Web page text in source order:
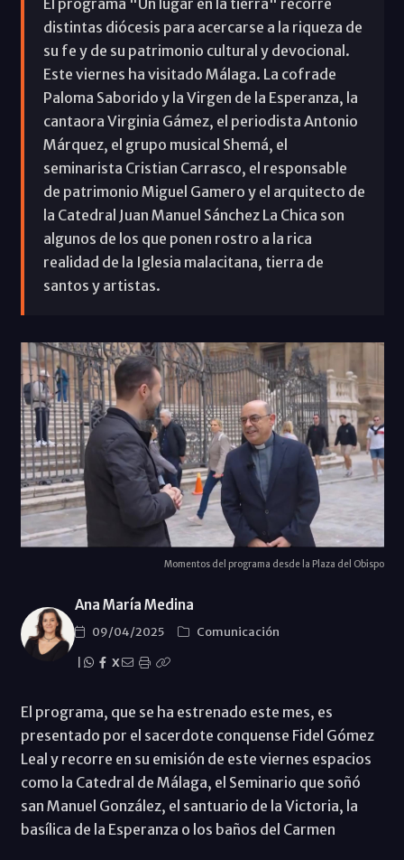
distintas diócesis para acercarse a la riqueza de
su fe y de su patrimonio cultural y devocional.
Este viernes ha visitado Málaga. La cofrade
Paloma Saborido y la Virgen de la Esperanza, la
cantaora Virginia Gámez, el periodista Antonio
Márquez, el grupo musical Shemá, el
seminarista Cristian Carrasco, el responsable
de patrimonio Miguel Gamero y el arquitecto de
la Catedral Juan Manuel Sánchez La Chica son
algunos de los que ponen rostro a la rica
realidad de la Iglesia malacitana, tierra de
santos y artistas.
Momentos del programa desde la Plaza del Obispo
Ana María Medina
09/04/2025
Comunicación
X
El programa, que se ha estrenado este mes, es
presentado por el sacerdote conquense Fidel Gómez
Leal y recorre en su emisión de este viernes espacios
como la Catedral de Málaga, el Seminario que soñó
san Manuel González, el santuario de la Victoria, la
basílica de la Esperanza o los baños del Carmen